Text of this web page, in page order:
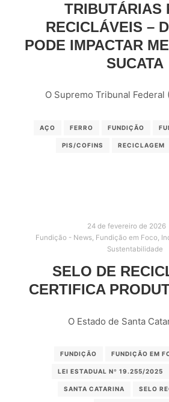
TRIBUTÁRIAS
RECICLÁVEIS –
PODE IMPACTAR
SUCATA
O Supremo Tribunal Federal
AÇO FERRO FUNDIÇÃO
PIS/COFINS RECICLAGEM
24 de fevereiro de 2026
Fundição - News, Fundição em Foco,
Sustentabilidade
SELO DE
CERTIFICA
O Estado de Santa
FUNDIÇÃO FUNDIÇÃO EM
LEI ESTADUAL Nº 19.255/2025
SANTA CATARINA SELO